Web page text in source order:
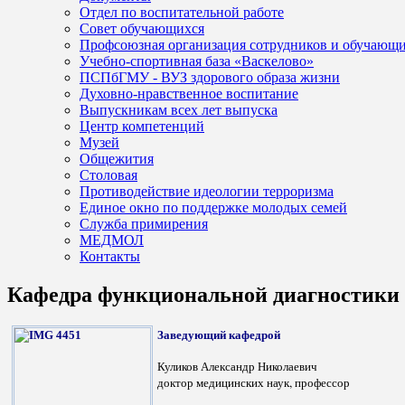
Отдел по воспитательной работе
Совет обучающихся
Профсоюзная организация сотрудников и
Учебно-спортивная база «Васкелово»
ПСПбГМУ - ВУЗ здорового образа жизни
Духовно-нравственное воспитание
Выпускникам всех лет выпуска
Центр компетенций
Музей
Общежития
Столовая
Противодействие идеологии терроризма
Единое окно по поддержке молодых семей
Служба примирения
МЕДМОЛ
Контакты
Кафедра функциональной диагностики
Заведующий кафедрой
Куликов Александр Николаевич
доктор медицинских наук, профессор